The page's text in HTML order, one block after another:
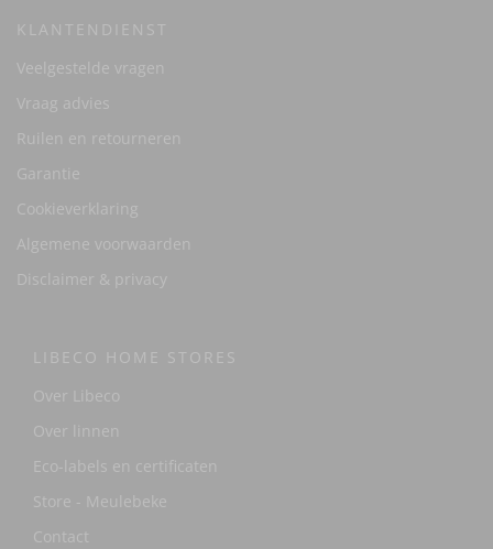
KLANTENDIENST
Veelgestelde vragen
Vraag advies
Ruilen en retourneren
Garantie
Cookieverklaring
Algemene voorwaarden
Disclaimer & privacy
LIBECO HOME STORES
Over Libeco
Over linnen
Eco-labels en certificaten
Store - Meulebeke
Contact